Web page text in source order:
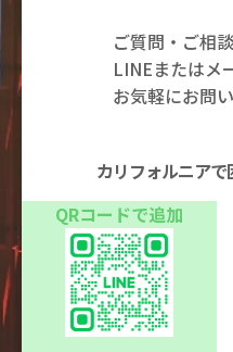
ご質問・ご相
LINEまたはメ
お気軽にお問
カリフォルニア
QRコードで追加